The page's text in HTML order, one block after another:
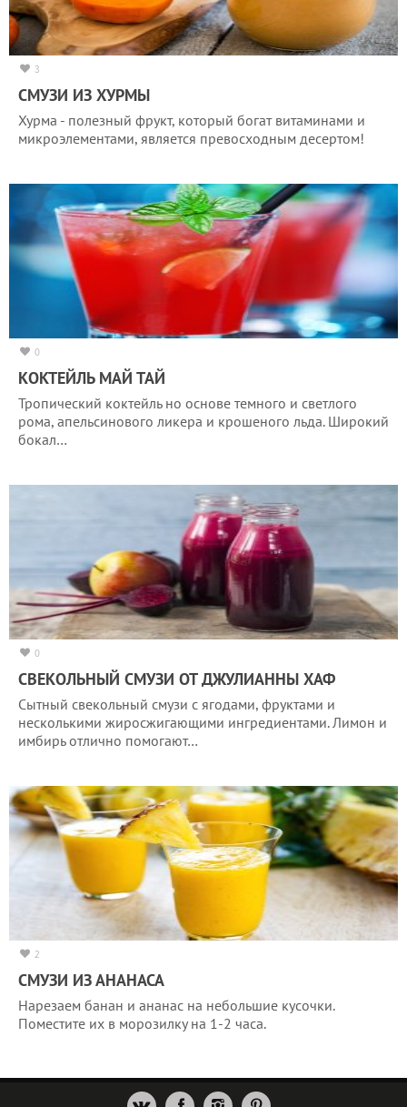
3
СМУЗИ ИЗ ХУРМЫ
Хурма - полезный фрукт, который богат витаминами и
микроэлементами, является превосходным десертом!
0
КОКТЕЙЛЬ МАЙ ТАЙ
Тропический коктейль но основе темного и светлого
рома, апельсинового ликера и крошеного льда. Широкий
бокал…
0
СВЕКОЛЬНЫЙ СМУЗИ ОТ ДЖУЛИАННЫ ХАФ
Сытный свекольный смузи с ягодами, фруктами и
несколькими жиросжигающими ингредиентами. Лимон и
имбирь отлично помогают…
2
СМУЗИ ИЗ АНАНАСА
Нарезаем банан и ананас на небольшие кусочки.
Поместите их в морозилку на 1-2 часа.